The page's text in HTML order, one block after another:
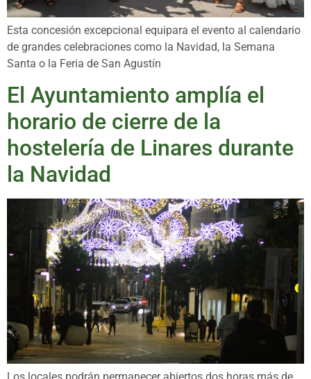
Esta concesión excepcional equipara el evento al calendario
de grandes celebraciones como la Navidad, la Semana
Santa o la Feria de San Agustín
El Ayuntamiento amplía el
horario de cierre de la
hostelería de Linares durante
la Navidad